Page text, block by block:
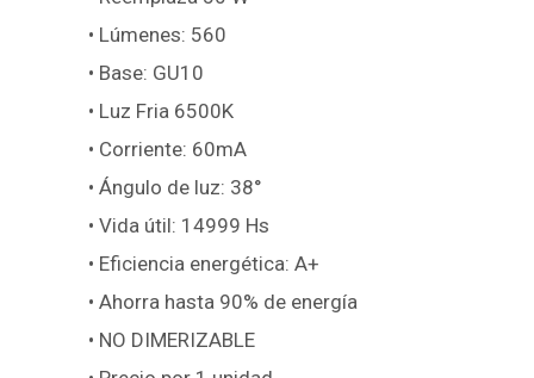
• Lúmenes: 560
• Base: GU10
• Luz Fria 6500K
• Corriente: 60mA
• Ángulo de luz: 38°
• Vida útil: 14999 Hs
• Eficiencia energética: A+
• Ahorra hasta 90% de energía
• NO DIMERIZABLE